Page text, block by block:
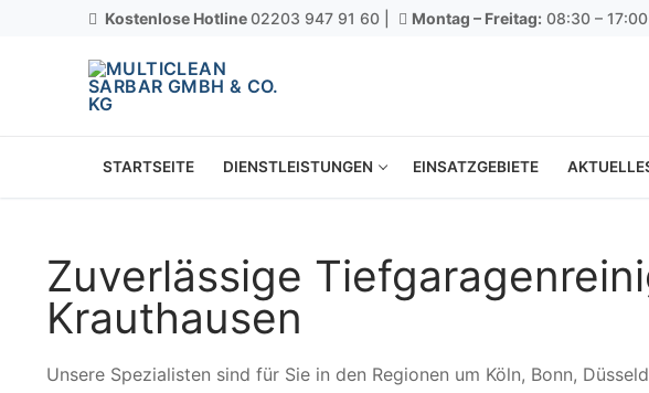
Kostenlose Hotline02203 947 91 60 | Montag – Freitag: 08:30 –
STARTSEITE DIENSTLEISTUNGEN EINSATZGEBIETE
Zuverlässige
Krauthausen
Unsere Spezialisten sind für Sie in den Regionen um Köln, Bonn,